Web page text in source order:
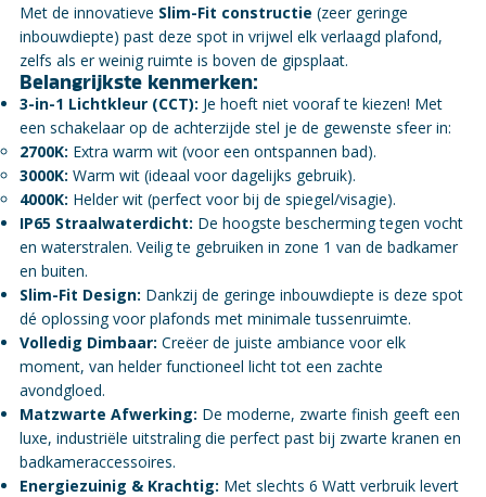
Met de innovatieve Slim-Fit constructie (zeer geringe
inbouwdiepte) past deze spot in vrijwel elk verlaagd plafond,
zelfs als er weinig ruimte is boven de gipsplaat.
Belangrijkste kenmerken:
3-in-1 Lichtkleur (CCT): Je hoeft niet vooraf te kiezen! Met
een schakelaar op de achterzijde stel je de gewenste sfeer in:
2700K: Extra warm wit (voor een ontspannen bad).
3000K: Warm wit (ideaal voor dagelijks gebruik).
4000K: Helder wit (perfect voor bij de spiegel/visagie).
IP65 Straalwaterdicht: De hoogste bescherming tegen vocht
en waterstralen. Veilig te gebruiken in zone 1 van de badkamer
en buiten.
Slim-Fit Design: Dankzij de geringe inbouwdiepte is deze spot
dé oplossing voor plafonds met minimale tussenruimte.
Volledig Dimbaar: Creëer de juiste ambiance voor elk
moment, van helder functioneel licht tot een zachte
avondgloed.
Matzwarte Afwerking: De moderne, zwarte finish geeft een
luxe, industriële uitstraling die perfect past bij zwarte kranen en
badkameraccessoires.
Energiezuinig & Krachtig: Met slechts 6 Watt verbruik levert